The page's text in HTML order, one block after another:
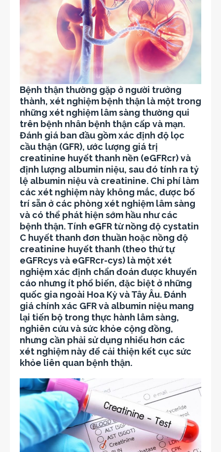
Bệnh thận thường gặp ở người trưởng
thành, xét nghiệm bệnh thận là một trong
những xét nghiệm lâm sàng thường qui
trên bệnh nhân bệnh thận cấp và mạn.
Đánh giá ban đầu gồm xác định độ lọc
cầu thận (GFR), ước lượng giá trị
creatinine huyết thanh nền (eGFRcr) và
định lượng albumin niệu, sau đó tính ra tỷ
lệ albumin niệu và creatinine. Chi phí làm
các xét nghiệm này không mắc, được bố
trí sẵn ở các phòng xét nghiệm lâm sàng
và có thể phát hiện sớm hầu như các
bệnh thận. Tính eGFR từ nồng độ cystatin
C huyết thanh đơn thuần hoặc nồng độ
creatinine huyết thanh (theo thứ tự
eGFRcys và eGFRcr-cys) là một xét
nghiệm xác định chẩn đoán được khuyến
cáo nhưng ít phổ biến, đặc biệt ở những
quốc gia ngoài Hoa Kỳ và Tây Âu. Đánh
giá chính xác GFR và albumin niệu mang
lại tiến bộ trong thực hành lâm sàng,
nghiên cứu và sức khỏe cộng đồng,
nhưng cần phải sử dụng nhiểu hơn các
xét nghiệm này để cải thiện kết cục sức
khỏe liên quan bệnh thận.